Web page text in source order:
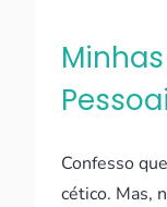
Confesso
cético. Mas,